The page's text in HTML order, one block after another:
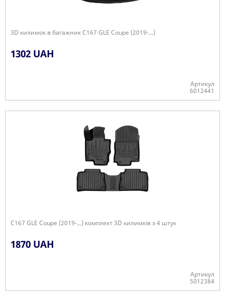
3D килимок в багажник C167 GLE Coupe (2019-...)
1302 UAH
Артикул
6012441
C167 GLE Coupe (2019-...) комплект 3D килимків з 4 штук
1870 UAH
Артикул
5012384